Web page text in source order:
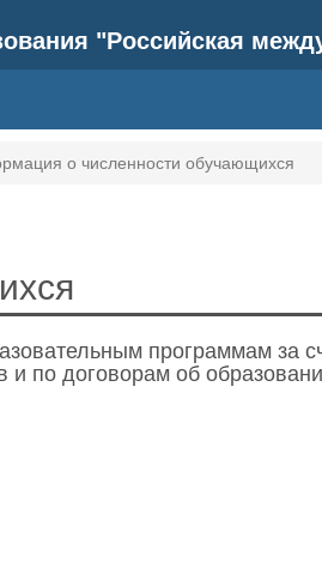
"Российская
о численности обучающихся
программам за
по договорам об